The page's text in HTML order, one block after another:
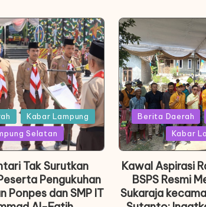
Kabar Lampung
Selatan
Tak Surutkan
Pengukuhan
Ponpes dan SMP IT
Posted
in
Berita Daerah
Kabar
Kawal Aspirasi
BSPS Resmi
Sukaraja